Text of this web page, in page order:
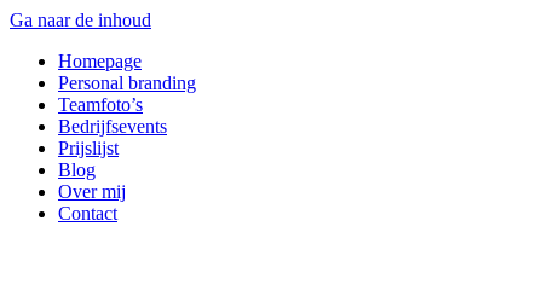
Ga naar de inhoud
Homepage
Personal branding
Teamfoto’s
Bedrijfsevents
Prijslijst
Blog
Over mij
Contact